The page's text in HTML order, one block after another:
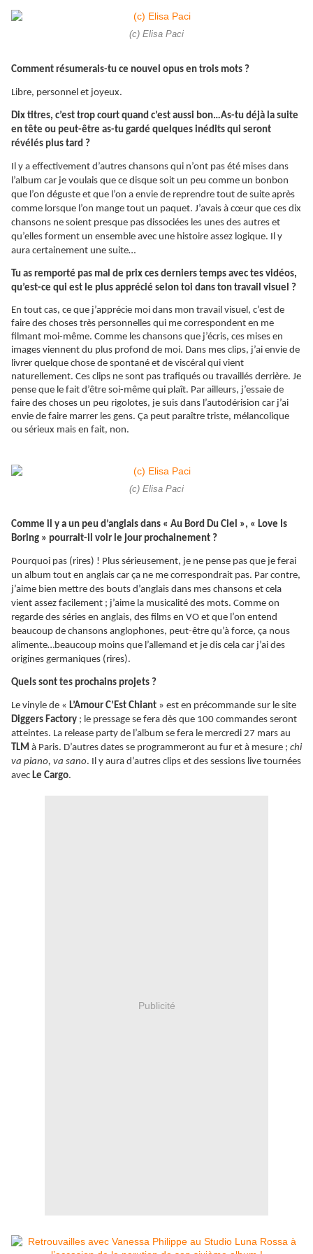
(c) Elisa Paci
Comment résumerais-tu ce nouvel opus en trois mots ?
Libre, personnel et joyeux.
Dix titres, c’est trop court quand c’est aussi bon…As-tu déjà la suite
en tête ou peut-être as-tu gardé quelques inédits qui seront
révélés plus tard ?
Il y a effectivement d’autres chansons qui n’ont pas été mises dans
l’album car je voulais que ce disque soit un peu comme un bonbon
que l’on déguste et que l’on a envie de reprendre tout de suite après
comme lorsque l’on mange tout un paquet. J’avais à cœur que ces dix
chansons ne soient presque pas dissociées les unes des autres et
qu’elles forment un ensemble avec une histoire assez logique. Il y
aura certainement une suite…
Tu as remporté pas mal de prix ces derniers temps avec tes vidéos,
qu’est-ce qui est le plus apprécié selon toi dans ton travail visuel ?
En tout cas, ce que j’apprécie moi dans mon travail visuel, c’est de
faire des choses très personnelles qui me correspondent en me
filmant moi-même. Comme les chansons que j’écris, ces mises en
images viennent du plus profond de moi. Dans mes clips, j’ai envie de
livrer quelque chose de spontané et de viscéral qui vient
naturellement. Ces clips ne sont pas trafiqués ou travaillés derrière. Je
pense que le fait d’être soi-même qui plaît. Par ailleurs, j’essaie de
faire des choses un peu rigolotes, je suis dans l’autodérision car j’ai
envie de faire marrer les gens. Ça peut paraître triste, mélancolique
ou sérieux mais en fait, non.
(c) Elisa Paci
Comme il y a un peu d’anglais dans « Au Bord Du Ciel », « Love Is
Boring » pourrait-il voir le jour prochainement ?
Pourquoi pas (rires) ! Plus sérieusement, je ne pense pas que je ferai
un album tout en anglais car ça ne me correspondrait pas. Par contre,
j’aime bien mettre des bouts d’anglais dans mes chansons et cela
vient assez facilement ; j’aime la musicalité des mots. Comme on
regarde des séries en anglais, des films en VO et que l’on entend
beaucoup de chansons anglophones, peut-être qu’à force, ça nous
alimente…beaucoup moins que l’allemand et je dis cela car j’ai des
origines germaniques (rires).
Quels sont tes prochains projets ?
Le vinyle de « L’Amour C’Est Chiant » est en précommande sur le site
Diggers Factory ; le pressage se fera dès que 100 commandes seront
atteintes. La release party de l’album se fera le mercredi 27 mars au
TLM à Paris. D’autres dates se programmeront au fur et à mesure ; chi
va piano, va sano. Il y aura d’autres clips et des sessions live tournées
avec Le Cargo.
Publicité